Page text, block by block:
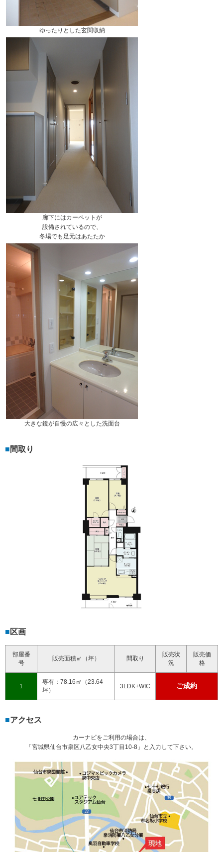
ゆったりとした玄関収納
廊下にはカーペットが
設備されているので、
冬場でも足元はあたたか
大きな鏡が自慢の広々とした洗面台
間取り
区画
部屋番
号
販売面積㎡（坪） 間取り
販売状
況
販売価
格
1
専有：78.16㎡（23.64
坪）
3LDK+WIC ご成約
アクセス
カーナビをご利用の場合は、
「宮城県仙台市泉区八乙女中央3丁目10-8」と入力して下さい。